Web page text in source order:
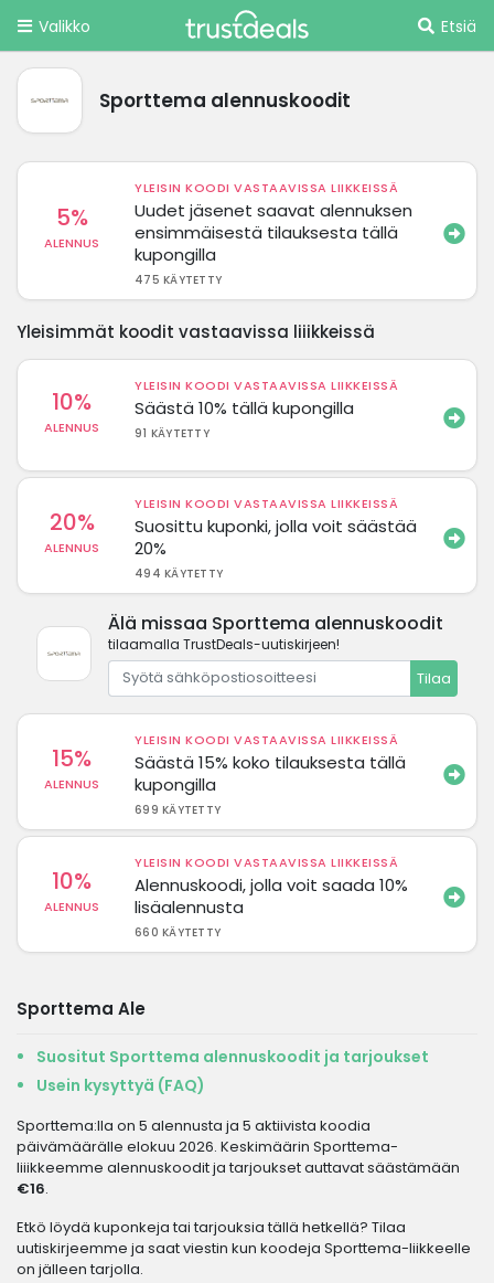
Valikko Etsiä
Sporttema alennuskoodit
5%
ALENNUS
YLEISIN KOODI VASTAAVISSA LIIKKEISSÄ
Uudet jäsenet saavat alennuksen
ensimmäisestä tilauksesta tällä
kupongilla
475 KÄYTETTY
Yleisimmät koodit vastaavissa liiikkeissä
10%
ALENNUS
YLEISIN KOODI VASTAAVISSA LIIKKEISSÄ
Säästä 10% tällä kupongilla
91 KÄYTETTY
20%
ALENNUS
YLEISIN KOODI VASTAAVISSA LIIKKEISSÄ
Suosittu kuponki, jolla voit säästää
20%
494 KÄYTETTY
Älä missaa Sporttema alennuskoodit
tilaamalla TrustDeals-uutiskirjeen!
Tilaa
15%
ALENNUS
YLEISIN KOODI VASTAAVISSA LIIKKEISSÄ
Säästä 15% koko tilauksesta tällä
kupongilla
699 KÄYTETTY
10%
ALENNUS
YLEISIN KOODI VASTAAVISSA LIIKKEISSÄ
Alennuskoodi, jolla voit saada 10%
lisäalennusta
660 KÄYTETTY
Sporttema Ale
Suositut Sporttema alennuskoodit ja tarjoukset
Usein kysyttyä (FAQ)
Sporttema:lla on 5 alennusta ja 5 aktiivista koodia
päivämäärälle elokuu 2026. Keskimäärin Sporttema-
liiikkeemme alennuskoodit ja tarjoukset auttavat säästämään
€16.
Etkö löydä kuponkeja tai tarjouksia tällä hetkellä? Tilaa
uutiskirjeemme ja saat viestin kun koodeja Sporttema-liikkeelle
on jälleen tarjolla.